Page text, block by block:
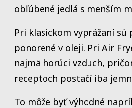
obľúbené jedlá s menším
Pri klasickom vyprážaní sú
ponorené v oleji. Pri Air
najmä horúci vzduch,
receptoch postačí iba
To môže byť výhodné